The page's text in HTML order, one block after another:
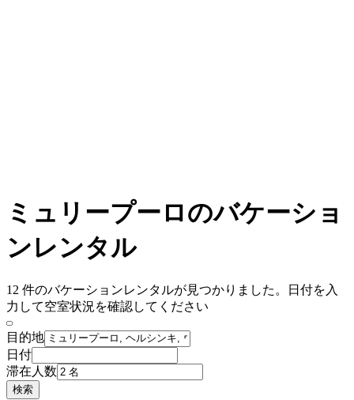
ミュリープーロのバケーショ
ンレンタル
12 件のバケーションレンタルが見つかりました。日付を入
力して空室状況を確認してください
目的地
日付
滞在人数
検索